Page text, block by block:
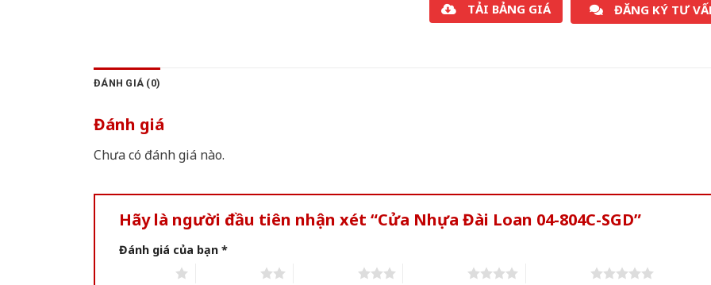
TẢI BẢNG GIÁ ĐĂNG KÝ TƯ
ĐÁNH GIÁ (0)
Đánh giá
Chưa có đánh giá nào.
Hãy là người đầu tiên nhận xét “Cửa Nhựa Đài Loan 04-804C-SGD”
Đánh giá của bạn *